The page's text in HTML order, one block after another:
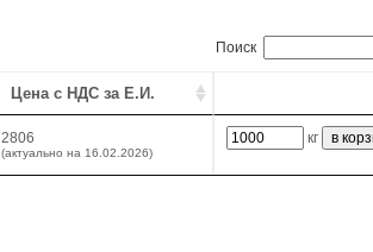
Поиск
Цена с НДС за Е.И.
2806
(актуально на 16.02.2026)
кг